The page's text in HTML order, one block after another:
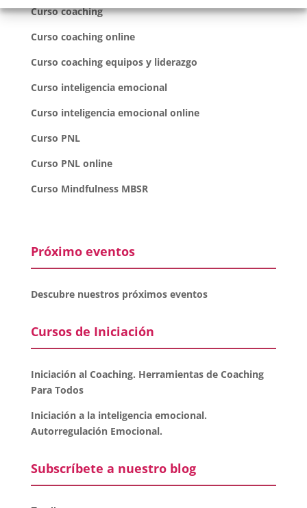
Curso coaching
Curso coaching online
Curso coaching equipos y liderazgo
Curso inteligencia emocional
Curso inteligencia emocional online
Curso PNL
Curso PNL online
Curso Mindfulness MBSR
Próximo eventos
Descubre nuestros próximos eventos
Cursos de Iniciación
Iniciación al Coaching. Herramientas de Coaching
Para Todos
Iniciación a la inteligencia emocional.
Autorregulación Emocional.
Subscríbete a nuestro blog